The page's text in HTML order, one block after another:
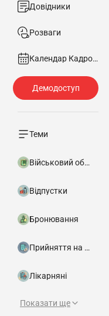
Довідники
Розваги
Календар Кадровика
Теми
Військовий облік
Відпустки
Бронювання
Прийняття на роботу
Лікарняні
Показати ще